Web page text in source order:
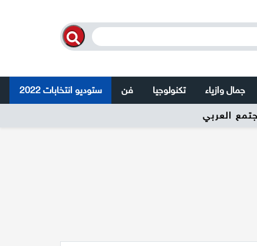
جمال وازياء تكنولوجيا فن ستوديو انتخابات 2022